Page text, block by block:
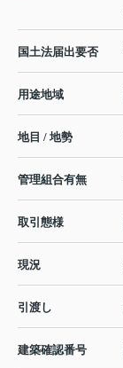
国土法届出要否
用途地域
地目 / 地勢
管理組合有無
取引態様
現況
引渡し
建築確認番号